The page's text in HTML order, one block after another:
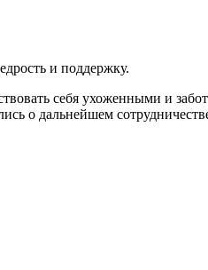
и поддержку.
себя ухоженными и
о дальнейшем